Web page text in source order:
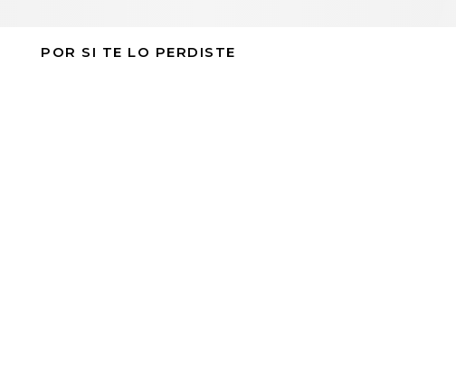
POR SI TE LO PERDISTE